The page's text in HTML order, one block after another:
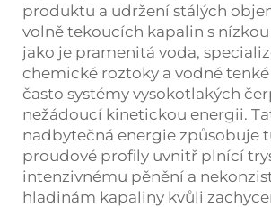
produktu a udržení stálých
volně tekoucích kapalin s
jako je pramenitá voda,
chemické roztoky a vodné
často systémy vysokotlakých
nežádoucí kinetickou energii.
nadbytečná energie způsobuje
proudové profily uvnitř plnící
intenzivnému pěnění a
hladinám kapaliny kvůli